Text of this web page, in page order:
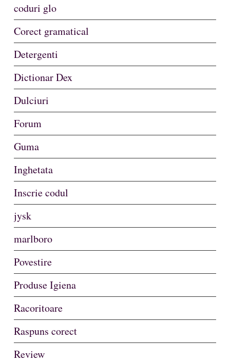
coduri glo
Corect gramatical
Detergenti
Dictionar Dex
Dulciuri
Forum
Guma
Inghetata
Inscrie codul
jysk
marlboro
Povestire
Produse Igiena
Racoritoare
Raspuns corect
Review